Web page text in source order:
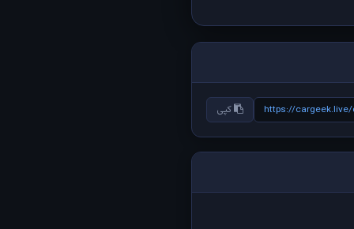
https://cargeek.live/ کپی